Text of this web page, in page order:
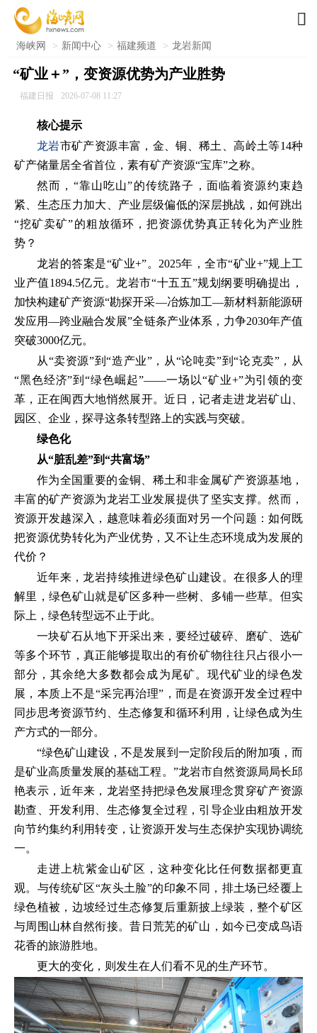

海峡网 > 新闻中心 > 福建频道 > 龙岩新闻
“矿业＋”，变资源优势为产业胜势
福建日报 2026-07-08 11:27
核心提示
龙岩市矿产资源丰富，金、铜、稀土、高岭土等14种
矿产储量居全省首位，素有矿产资源“宝库”之称。
然而，“靠山吃山”的传统路子，面临着资源约束趋
紧、生态压力加大、产业层级偏低的深层挑战，如何跳出
“挖矿卖矿”的粗放循环，把资源优势真正转化为产业胜
势？
龙岩的答案是“矿业+”。2025年，全市“矿业+”规上工
业产值1894.5亿元。龙岩市“十五五”规划纲要明确提出，
加快构建矿产资源“勘探开采—冶炼加工—新材料新能源研
发应用—跨业融合发展”全链条产业体系，力争2030年产值
突破3000亿元。
从“卖资源”到“造产业”，从“论吨卖”到“论克卖”，从
“黑色经济”到“绿色崛起”——一场以“矿业+”为引领的变
革，正在闽西大地悄然展开。近日，记者走进龙岩矿山、
园区、企业，探寻这条转型路上的实践与突破。
绿色化
从“脏乱差”到“共富场”
作为全国重要的金铜、稀土和非金属矿产资源基地，
丰富的矿产资源为龙岩工业发展提供了坚实支撑。然而，
资源开发越深入，越意味着必须面对另一个问题：如何既
把资源优势转化为产业优势，又不让生态环境成为发展的
代价？
近年来，龙岩持续推进绿色矿山建设。在很多人的理
解里，绿色矿山就是矿区多种一些树、多铺一些草。但实
际上，绿色转型远不止于此。
一块矿石从地下开采出来，要经过破碎、磨矿、选矿
等多个环节，真正能够提取出的有价矿物往往只占很小一
部分，其余绝大多数都会成为尾矿。现代矿业的绿色发
展，本质上不是“采完再治理”，而是在资源开发全过程中
同步思考资源节约、生态修复和循环利用，让绿色成为生
产方式的一部分。
“绿色矿山建设，不是发展到一定阶段后的附加项，而
是矿业高质量发展的基础工程。”龙岩市自然资源局局长邱
艳表示，近年来，龙岩坚持把绿色发展理念贯穿矿产资源
勘查、开发利用、生态修复全过程，引导企业由粗放开发
向节约集约利用转变，让资源开发与生态保护实现协调统
一。
走进上杭紫金山矿区，这种变化比任何数据都更直
观。与传统矿区“灰头土脸”的印象不同，排土场已经覆上
绿色植被，边坡经过生态修复后重新披上绿装，整个矿区
与周围山林自然衔接。昔日荒芜的矿山，如今已变成鸟语
花香的旅游胜地。
更大的变化，则发生在人们看不见的生产环节。